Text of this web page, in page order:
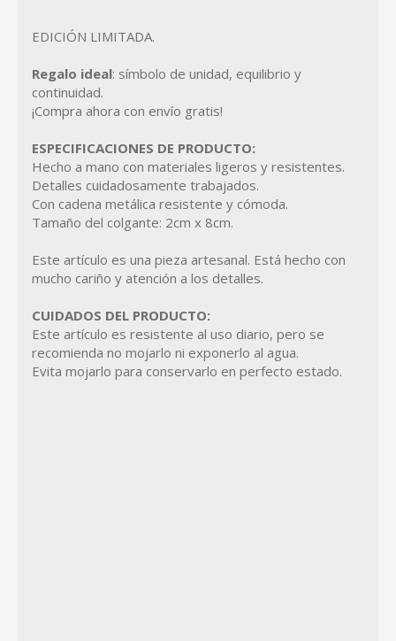
EDICIÓN LIMITADA.
Regalo ideal: símbolo de unidad, equilibrio y
continuidad.
¡Compra ahora con envío gratis!
ESPECIFICACIONES DE PRODUCTO:
Hecho a mano con materiales ligeros y resistentes.
Detalles cuidadosamente trabajados.
Con cadena metálica resistente y cómoda.
Tamaño del colgante: 2cm x 8cm.
Este artículo es una pieza artesanal. Está hecho con
mucho cariño y atención a los detalles.
CUIDADOS DEL PRODUCTO:
Este artículo es resistente al uso diario, pero se
recomienda no mojarlo ni exponerlo al agua.
Evita mojarlo para conservarlo en perfecto estado.